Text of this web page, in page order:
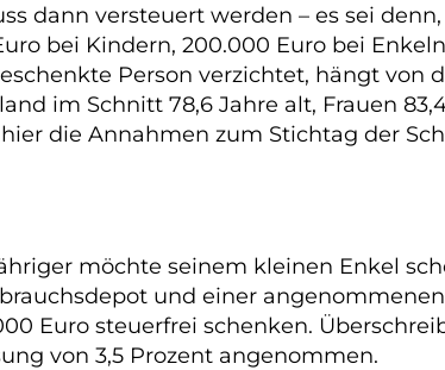
dann versteuert werden – es sei
bei Kindern, 200.000 Euro bei
Person verzichtet, hängt von
im Schnitt 78,6 Jahre alt, Frauen
die Annahmen zum Stichtag der
möchte seinem kleinen Enkel
und einer
Euro steuerfrei schenken.
von 3,5 Prozent angenommen.